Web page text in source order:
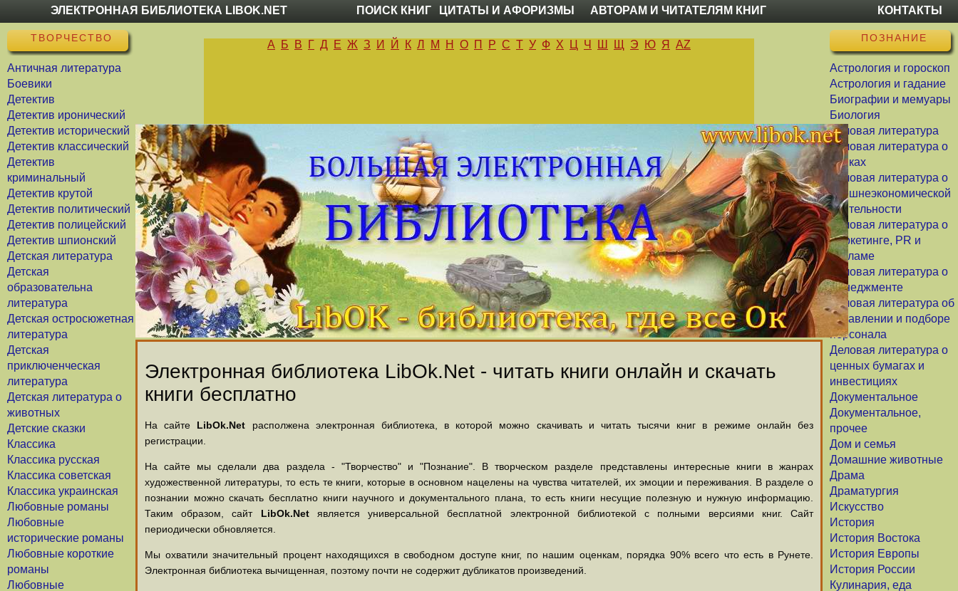
ЭЛЕКТРОННАЯ БИБЛИОТЕКА LIBOK.NET ПОИСК КНИГ ЦИТАТЫ И АФОРИЗМЫ АВТОРАМ И ЧИТАТЕЛЯМ КНИГ КОНТАКТЫ
ТВОРЧЕСТВО
Античная литература
Боевики
Детектив
Детектив иронический
Детектив исторический
Детектив классический
Детектив
криминальный
Детектив крутой
Детектив политический
Детектив полицейский
Детектив шпионский
Детская литература
Детская
образовательна
литература
Детская остросюжетная
литература
Детская
приключенческая
литература
Детская литература о
животных
Детские сказки
Классика
Классика русская
Классика советская
Классика украинская
Любовные романы
Любовные
исторические романы
Любовные короткие
романы
Любовные
ПОЗНАНИЕ
Астрология и гороскоп
Астрология и гадание
Биографии и мемуары
Биология
Деловая литература
Деловая литература о
банках
Деловая литература о
внешнеэкономической
деятельности
Деловая литература о
маркетинге, PR и
рекламе
Деловая литература о
менеджменте
Деловая литература об
управлении и подборе
персонала
Деловая литература о
ценных бумагах и
инвестициях
Документальное
Документальное,
прочее
Дом и семья
Домашние животные
Драма
Драматургия
Искусство
История
История Востока
История Европы
История России
Кулинария, еда
А Б В Г Д Е Ж З И Й К Л М Н О П Р С Т У Ф Х Ц Ч Ш Щ Э Ю Я AZ
Электронная библиотека LibOk.Net - читать книги онлайн и скачать
книги бесплатно
На сайте LibOk.Net располжена электронная библиотека, в которой можно скачивать и читать тысячи книг в режиме онлайн без
регистрации.
На сайте мы сделали два раздела - "Творчество" и "Познание". В творческом разделе представлены интересные книги в жанрах
художественной литературы, то есть те книги, которые в основном нацелены на чувства читателей, их эмоции и переживания. В разделе о
познании можно скачать бесплатно книги научного и документального плана, то есть книги несущие полезную и нужную информацию.
Таким образом, сайт LibOk.Netявляется универсальной бесплатной электронной библиотекой с полными версиями книг. Сайт
периодически обновляется.
Мы охватили значительный процент находящихся в свободном доступе книг, по нашим оценкам, порядка 90% всего что есть в Рунете.
Электронная библиотека вычищенная, поэтому почти не содержит дубликатов произведений.